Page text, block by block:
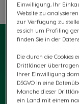
Einwilligung, Ihr
Website zu
zur Verfügung zu
es sich um Profiling
finden Sie in der
Die durch die Cookies
Drittländer
Ihrer Einwilligung
DSGVO in eine
Manche dieser
ein Land mit einem